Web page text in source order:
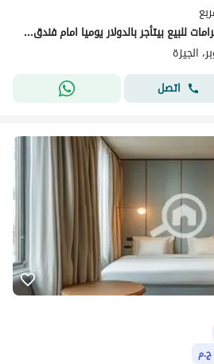
ارخص سعر ستوديو بجوار الاهرامات للبيع بيتأجر بالدولار يوميا امام فندق الواحه للسياح والاجانب وجاهز للمعاينه الفوري والمقدم 650 الف فقط
اتصل